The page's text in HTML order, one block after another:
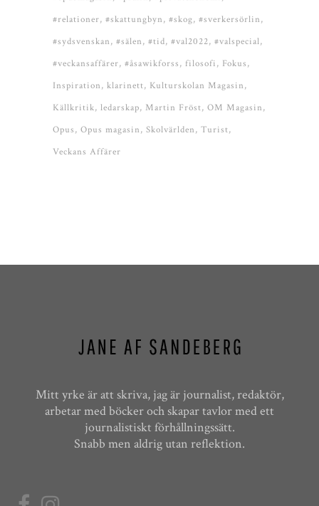
#relationer #skattungbyn #skog #sverkersörlin
#sydsvenskan #sälen #tid #val2022 #valspecial
#veckansaffärer #åsawikforss filosofi
Fokus
Inspiration klarinett Kulturskolan Magasin
Källkritik ledarskap Martin Fröst OM Magasin
Opus Opus magasin Skolvärlden Turist
Veckans Affärer
Mitt yrke är att skriva, jag är journalist, redaktör,
arbetar med böcker och skapar tavlor med ett
journalistiskt förhållningssätt.
Snabb men aldrig utan reflektion.